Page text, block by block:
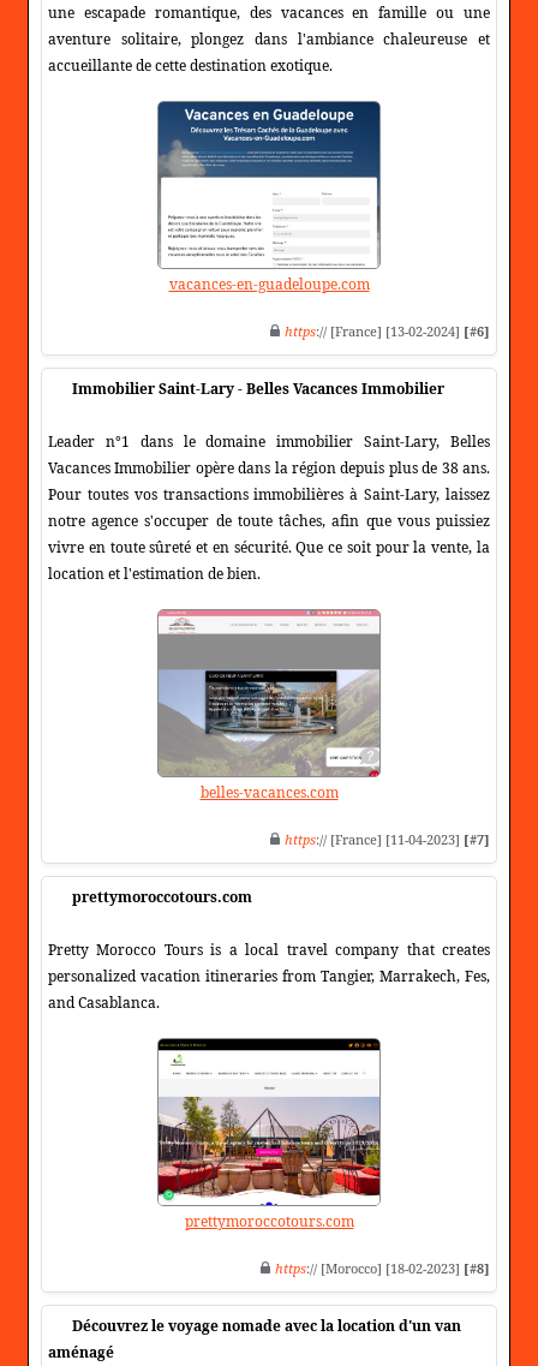
une escapade romantique, des vacances en famille ou une
aventure solitaire, plongez dans l'ambiance chaleureuse et
accueillante de cette destination exotique.
vacances-en-guadeloupe.com
https:// [France] [13-02-2024] [#6]
Immobilier Saint-Lary - Belles Vacances Immobilier
Leader n°1 dans le domaine immobilier Saint-Lary, Belles
Vacances Immobilier opère dans la région depuis plus de 38 ans.
Pour toutes vos transactions immobilières à Saint-Lary, laissez
notre agence s'occuper de toute tâches, afin que vous puissiez
vivre en toute sûreté et en sécurité. Que ce soit pour la vente, la
location et l'estimation de bien.
belles-vacances.com
https:// [France] [11-04-2023] [#7]
prettymoroccotours.com
Pretty Morocco Tours is a local travel company that creates
personalized vacation itineraries from Tangier, Marrakech, Fes,
and Casablanca.
prettymoroccotours.com
https:// [Morocco] [18-02-2023] [#8]
Découvrez le voyage nomade avec la location d'un van
aménagé